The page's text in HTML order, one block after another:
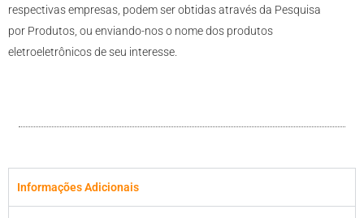
respectivas empresas, podem ser obtidas através da Pesquisa
por Produtos , ou enviando-nos o nome dos produtos
eletroeletrônicos de seu interesse.
Informações Adicionais